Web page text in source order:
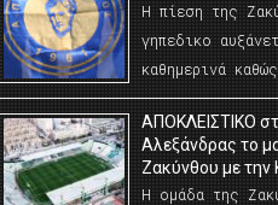
Η πίεση της
γηπεδικο
καθημερινά καθώς
AΠΟΚΛΕΙΣΤΙΚΟ
Αλεξάνδρας το
Ζακύνθου με την
Η ομάδα της